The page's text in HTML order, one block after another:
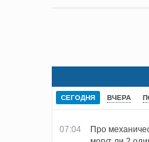
СЕГОДНЯ ВЧЕРА
07:04
Про